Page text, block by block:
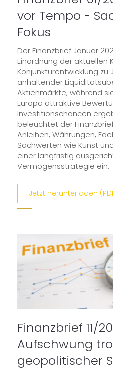
vor Tempo -
Fokus
Der Finanzbrief Januar
Einordnung der aktuellen
Konjunkturentwicklung zu
anhaltender
Aktienmärkte, während
Europa attraktive
Investitionschancen
beleuchtet der
Anleihen, Währungen,
Sachwerten wie Kunst
einer langfristig
Vermögensstrategie ein.
Jetzt herunterladen
Finanzbrief 11/
Aufschwung
geopolitischer